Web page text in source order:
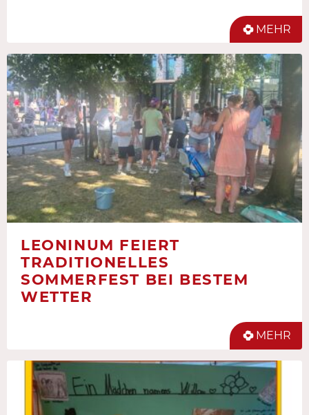
MEHR
LEONINUM FEIERT
TRADITIONELLES
SOMMERFEST BEI BESTEM
WETTER
MEHR